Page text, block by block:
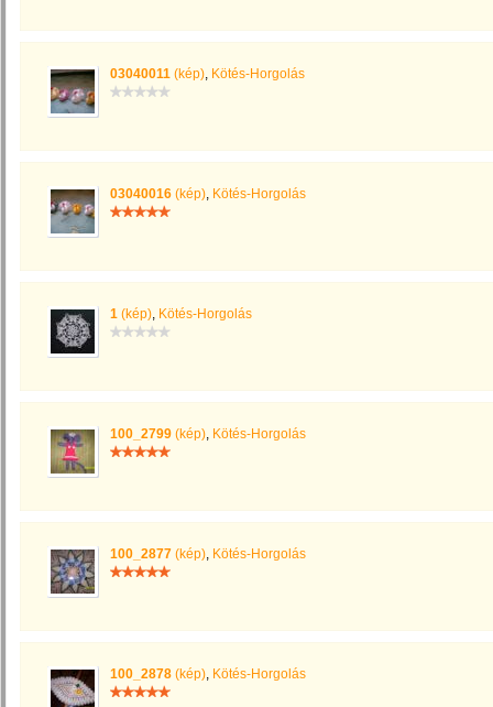
03040011 (kép), Kötés-Horgolás
03040016 (kép), Kötés-Horgolás
1 (kép), Kötés-Horgolás
100_2799 (kép), Kötés-Horgolás
100_2877 (kép), Kötés-Horgolás
100_2878 (kép), Kötés-Horgolás